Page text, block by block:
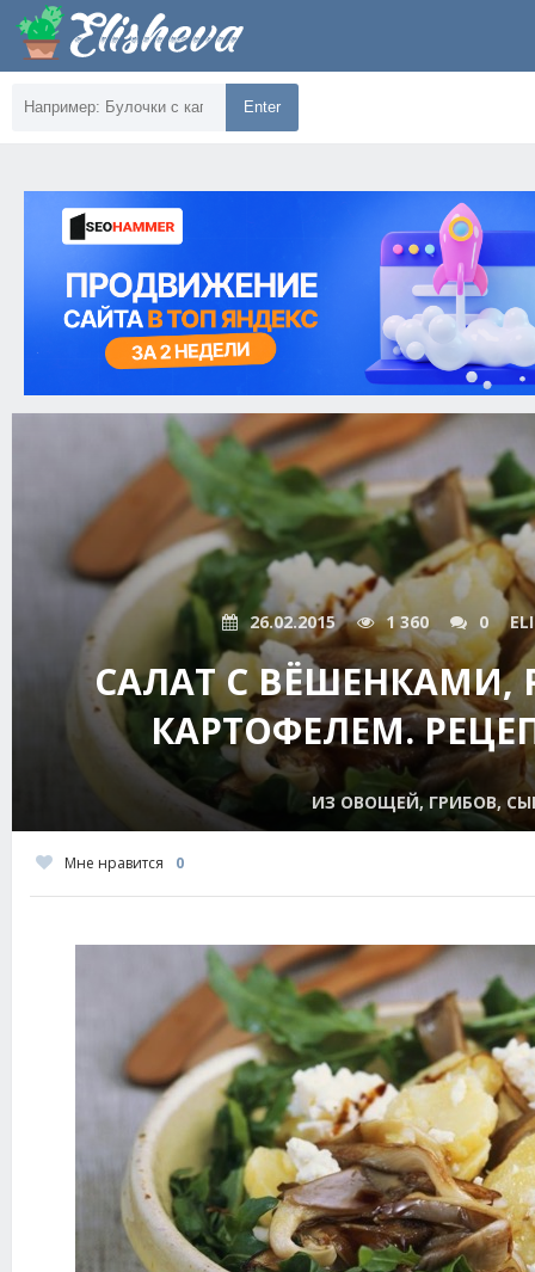
Enter
26.02.2015 1 360 0
САЛАТ С ВЁШЕНКАМИ,
КАРТОФЕЛЕМ.
ИЗ ОВОЩЕЙ, ГРИБОВ,
Мне нравится 0